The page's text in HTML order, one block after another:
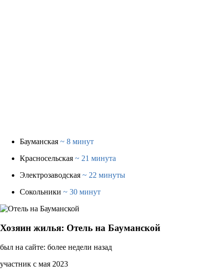
Бауманская ~ 8 минут
Красносельская ~ 21 минута
Электрозаводская ~ 22 минуты
Сокольники ~ 30 минут
Хозяин жилья: Отель на Бауманской
был на сайте: более недели назад
участник с мая 2023